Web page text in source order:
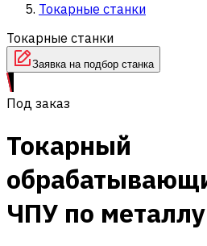
Токарные станки
Токарные станки
Заявка на подбор станка
Под заказ
Токарный
ЧПУ по